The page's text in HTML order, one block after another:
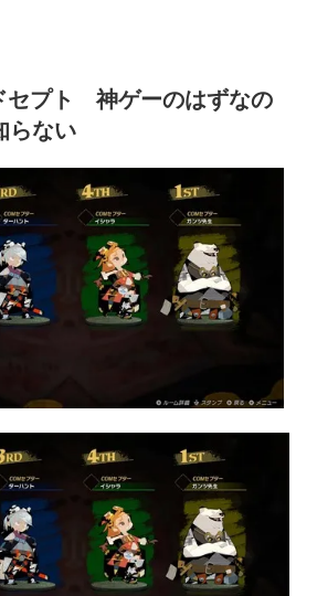
セプト 神ゲーのはずなの
らない